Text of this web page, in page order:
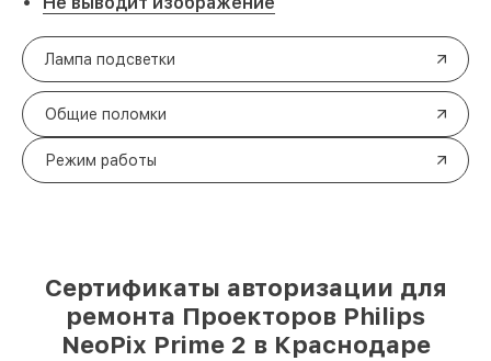
Лампа подсветки
Общие поломки
Режим работы
Сертификаты авторизации для
ремонта Проекторов Philips
NeoPix Prime 2 в Краснодаре